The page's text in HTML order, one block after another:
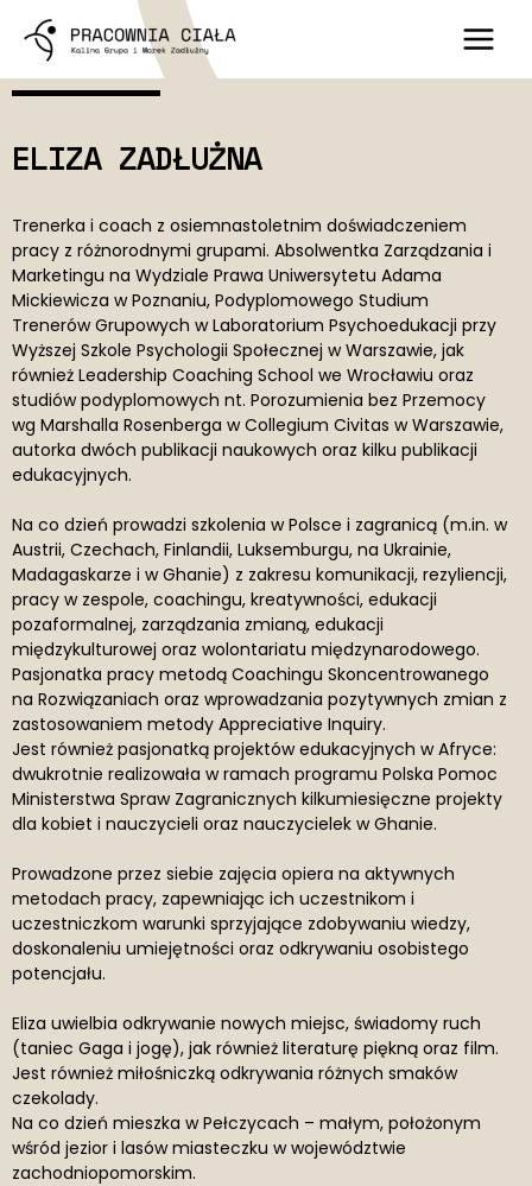
content
Main
ELIZA ZADŁUŻNA
Trenerka i coach z osiemnastoletnim doświadczeniem
pracy z różnorodnymi grupami. Absolwentka Zarządzania i
Marketingu na Wydziale Prawa Uniwersytetu Adama
Mickiewicza w Poznaniu, Podyplomowego Studium
Trenerów Grupowych w Laboratorium Psychoedukacji przy
Wyższej Szkole Psychologii Społecznej w Warszawie, jak
również Leadership Coaching School we Wrocławiu oraz
studiów podyplomowych nt. Porozumienia bez Przemocy
wg Marshalla Rosenberga w Collegium Civitas w Warszawie,
autorka dwóch publikacji naukowych oraz kilku publikacji
edukacyjnych.
Na co dzień prowadzi szkolenia w Polsce i zagranicą (m.in. w
Austrii, Czechach, Finlandii, Luksemburgu, na Ukrainie,
Madagaskarze i w Ghanie) z zakresu komunikacji, rezyliencji,
pracy w zespole, coachingu, kreatywności, edukacji
pozaformalnej, zarządzania zmianą, edukacji
międzykulturowej oraz wolontariatu międzynarodowego.
Pasjonatka pracy metodą Coachingu Skoncentrowanego
na Rozwiązaniach oraz wprowadzania pozytywnych zmian z
zastosowaniem metody Appreciative Inquiry.
Jest również pasjonatką projektów edukacyjnych w Afryce:
dwukrotnie realizowała w ramach programu Polska Pomoc
Ministerstwa Spraw Zagranicznych kilkumiesięczne projekty
dla kobiet i nauczycieli oraz nauczycielek w Ghanie.
Prowadzone przez siebie zajęcia opiera na aktywnych
metodach pracy, zapewniając ich uczestnikom i
uczestniczkom warunki sprzyjające zdobywaniu wiedzy,
doskonaleniu umiejętności oraz odkrywaniu osobistego
potencjału.
Eliza uwielbia odkrywanie nowych miejsc, świadomy ruch
(taniec Gaga i jogę), jak również literaturę piękną oraz film.
Jest również miłośniczką odkrywania różnych smaków
czekolady.
Na co dzień mieszka w Pełczycach – małym, położonym
wśród jezior i lasów miasteczku w województwie
zachodniopomorskim.